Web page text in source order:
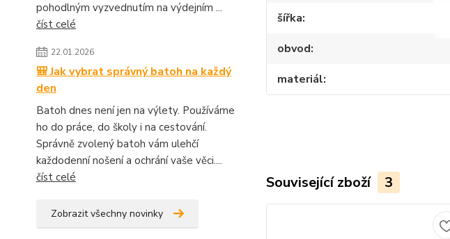
pohodlným vyzvednutím na výdejním ...
číst celé
22.01.2026
🎒 Jak vybrat správný batoh na každý
den
Batoh dnes není jen na výlety. Používáme
ho do práce, do školy i na cestování.
Správně zvolený batoh vám ulehčí
každodenní nošení a ochrání vaše věci....
číst celé
Zobrazit všechny novinky
šířka
obvod
materiál
Související zboží 3